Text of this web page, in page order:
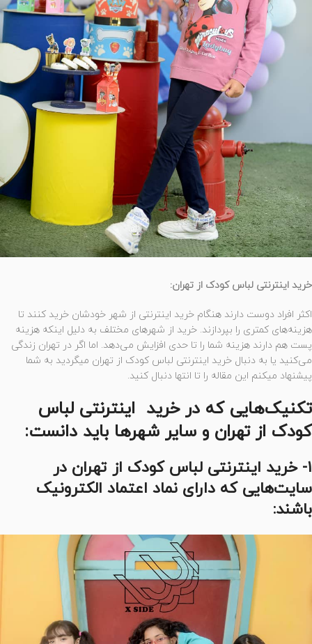
خرید اینترنتی لباس کودک از تهران:
اکثر افراد دوست دارند هنگام خرید اینترنتی از شهر خودشان خرید کنند تا
هزینه‌های کمتری را بپردازند. خرید از شهرهای مختلف به دلیل اینکه هزینه
پست هم دارند هزینه شما را تا حدی افزایش می‌دهد. اما اگر در تهران زندگی
می‌کنید یا به دنبال خرید اینترنتی لباس کودک از تهران میگردید به شما
پیشنهاد میکنم این مقاله را تا انتها دنبال کنید.
تکنیک‌هایی که در خرید اینترنتی لباس
کودک از تهران و سایر شهرها باید دانست:
۱- خرید اینترنتی لباس کودک از تهران در
سایت‌هایی که دارای نماد اعتماد الکترونیک
باشند: